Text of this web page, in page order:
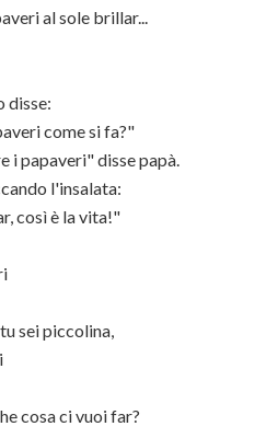
al sole brillar...
disse:
come si fa?"
i papaveri" disse papà.
l'insalata:
così è la vita!"
sei piccolina,
cosa ci vuoi far?